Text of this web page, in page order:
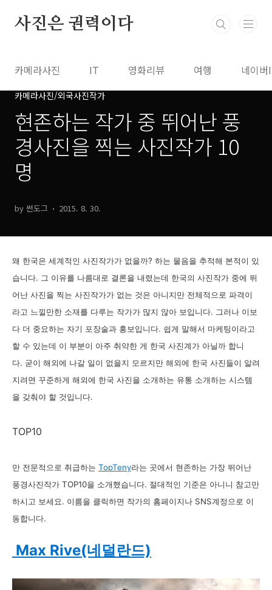
사진은 권력이다
카메라사진 IT 영화리뷰 여행 네이
카메라사진/외국사진작가
현존하는 작가 중 뛰어난 풍
경사진을 찍는 사진작가 10
명
by 썬도그 2015. 8. 30.
왜 한국은 세계적인 사진작가가 없을까? 하는 물음을 추적해 본적이 있
습니다. 그 이유를 나름대로 결론을 내렸는데 한국의 사진작가 중에 뛰
어난 사진을 찍는 사진작가가 없는 것은 아니지만 전체적으로 파격이
라고 느낄만한 소재를 다루는 작가가 많지 않아 보입니다. 그러나 이보
다 더 중요하는 자기 포장술과 홍보입니다. 쉽게 말해서 마케팅이라고
할 수 있는데 이 부분이 아주 취약한 게 한국 사진계가 아닐까 합니
다. 굳이 해외에 나갈 일이 없을지 모르지만 해외에 한국 사진들이 알려
지려면 꾸준하게 해외에 한국 사진을 소개하는 유통 소개하는 시스템
을 갖춰야 할 것입니다.
TOP10
만 전문적으로 취급하는 TopTeny라는 곳에서 현존하는 가장 뛰어난
풍경사진작가 TOP10을 소개했습니다. 절대적인 기준은 아니니 참고만
하시고 보세요. 이름을 클릭하면 작가의 홈페이지나 SNS계정으로 이
동합니다.
Max Rive(네덜란드)